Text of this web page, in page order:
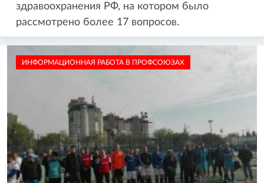
здравоохранения РФ, на котором было
рассмотрено более 17 вопросов.
ИНФОРМАЦИОННАЯ РАБОТА В ПРОФСОЮЗАХ